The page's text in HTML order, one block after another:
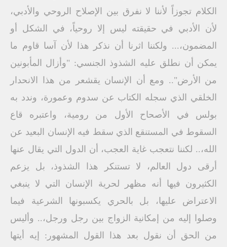
الكلام تجوزاً لأننا لا نفرق بين الإصلاح الروحي والأدبي،
لأن الأدبي في حقيقته ليس إلا روحياً، في الشكل أو
المضمون،... ولكننا اثرنا أن نذكر هذا لأن آسا قاوم ما
يمكن أن نطلق عليه الشذوذ الجنسي: "وأزال المأبونين
من الأرض".. ومع أن الإنسان يقشعر من هذا الانحدار
الخلقي الذي سجله الكتاب عن سدوم وعمورة، وندد به
بولس في الأصحاح الأول من رومية، واعتبره قاع
السقوط في المستنقع الذي سقط فيه الإنسان البعيد عن
الله،.. لكننا نتعجب غاية العجب، أن الدول التي يقال عنها
أرقى دول العالم، لا تستنكر هذا الشذوذ، بل يزعم
الكثيرون فيها أنه مظهر لحرية الإنسان التي لا ينبغي
الاعتراض عليها، بل بالحري يكسبونها الشرعية فيما
وصلوا إليه من إمكانية الزواج بين رجل ورجل،.. وأليس
من الحق أن نقول بعد هذا القول المشهور: إيه أيتها